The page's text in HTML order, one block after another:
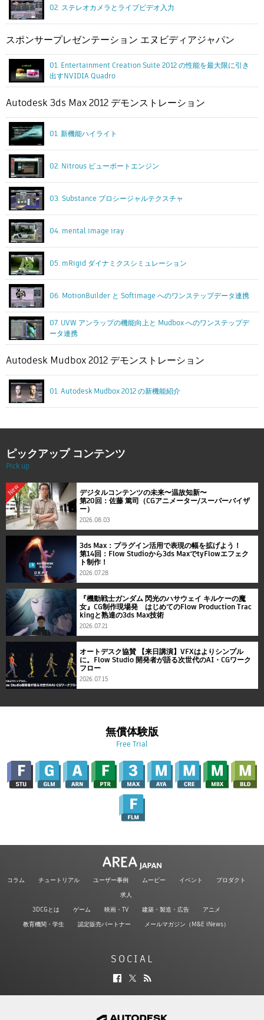
02. ステレオカメラとライブビデオ入力
スポンサープレゼンテーション エヌビディアジャパン
01. Entertainment Creation Suite 2012 の性能を最大限に引き
出すNVIDIA Quadro
Autodesk 3ds Max 2012 デモンストレーション
01. 新機能ハイライト
02. Nitrous ビューポートエンジン
03. Substance プロシージャルテクスチャ
04. mental image iray
05. mRigid ダイナミクスシミュレーション
06. MotionBuilder と Softimage へのワンステップデータ連携
07. UVW アンラップの機能向上と Mudbox へのワンステップデ
ータ連携
Autodesk Mudbox 2012 デモンストレーション
01. Autodesk Mudbox 2012 の新機能紹介
ピックアップ コンテンツ
Pick up
New
デジタルコンテンツの未来〜温故知新〜
第20回：佐藤 篤司（CGアニメーター/スーパーバイザ
ー）
2026.08.03
3ds Max：プラグイン活用で表現の幅を拡げよう！
第14回：Flow Studioから3ds MaxでtyFlowエフェク
ト制作！
2026.07.28
『機動戦士ガンダム 閃光のハサウェイ キルケーの魔
女』CG制作現場発 はじめてのFlow Production Trac
kingと熟達の3ds Max技術
2026.07.21
オートデスク協賛 【来日講演】VFXはよりシンプル
に。Flow Studio 開発者が語る次世代のAI・CGワーク
フロー
2026.07.15
無償体験版
Free Trial
コラム チュートリアル ユーザー事例 ムービー イベント
プロダクト
求人
3DCGとは
ゲーム 映画・TV 建築・製造・広告
アニメ
教育機関・学生
認定販売パートナー メールマガジン（M&E iNews）
SOCIAL